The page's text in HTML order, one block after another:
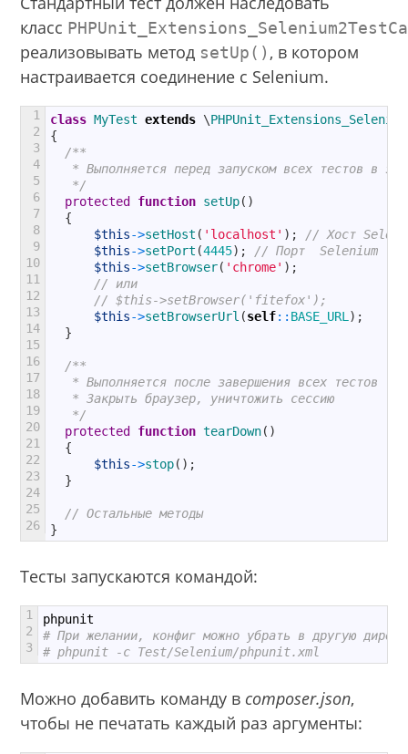
класс
реализовывать метод setUp() , в котором
настраивается соединение с Selenium.
1
2
3
4
5
6
7
8
9
10
11
12
13
14
15
16
17
18
19
20
21
22
23
24
25
26
class MyTest extends \
{
/**
* Выполняется перед запуском всех тестов в
*/
protected function setUp( )
{
$this->setHost ( 'localhost' ) ;
// Хост
$this->setPort (4445) ;
// Порт  Selenium
$this->setBrowser( 'chrome' ) ;
// или
// $this->setBrowser('fitefox');
$this->setBrowserUrl (self:: BASE_URL ) ;
}
/**
* Выполняется после завершения всех тестов
* Закрыть браузер, уничтожить сессию
*/
protected function tearDown( )
{
$this->stop( ) ;
}
// Остальные методы
}
Тесты запускаются командой:
1
2
3
phpunit
# При желании, конфиг можно убрать в другую
# phpunit -c Test/Selenium/phpunit.xml
Можно добавить команду в composer.json,
чтобы не печатать каждый раз аргументы: